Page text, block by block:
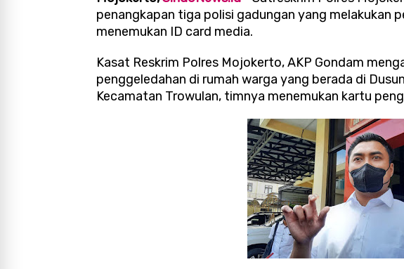
penangkapan tiga polisi gadungan yang melakukan
menemukan ID card media.
Kasat Reskrim Polres Mojokerto, AKP Gondam
penggeledahan di rumah warga yang berada di
Kecamatan Trowulan, timnya menemukan kartu